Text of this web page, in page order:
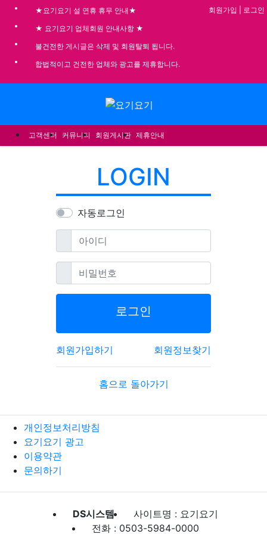
★요기요기 설 연휴 휴무 안내★
★ 요기요기 업체회원 안내사항 ★
불건전한 게시글은 삭제 및 회원탈퇴 됩니다.
합법적이고 건전한 업체와 광고를 제휴합니다.
회원가입 로그인
고객센터 커뮤니티 회원게시판 제휴안내
LOGIN
자동로그인
아이디필수
비밀번호필수
로그인
회원가입하기 회원정보찾기
홈으로 돌아가기
개인정보처리방침
요기요기 광고
이용약관
문의하기
DS시스템
사이트명 : 요기요기
전화 : 0503-5984-0000